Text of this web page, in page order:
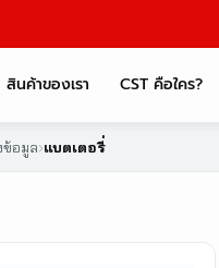
สินค้าของเรา CST คือใคร?
ข้อมูล›แบตเตอรี่